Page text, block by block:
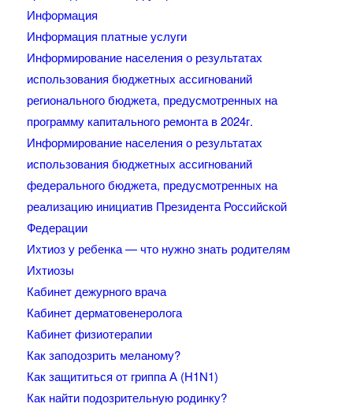
Информация
Информация платные услуги
Информирование населения о результатах
использования бюджетных ассигнований
регионального бюджета, предусмотренных на
программу капитального ремонта в 2024г.
Информирование населения о результатах
использования бюджетных ассигнований
федерального бюджета, предусмотренных на
реализацию инициатив Президента Российской
Федерации
Ихтиоз у ребенка — что нужно знать родителям
Ихтиозы
Кабинет дежурного врача
Кабинет дерматовенеролога
Кабинет физиотерапии
Как заподозрить меланому?
Как защититься от гриппа А (H1N1)
Как найти подозрительную родинку?